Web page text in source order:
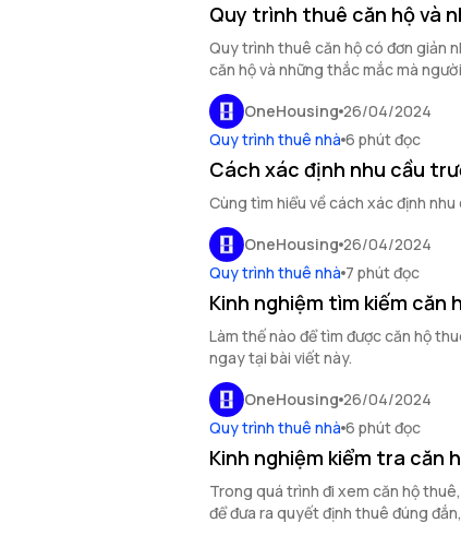
Quy trình thuê căn hộ và
Quy trình thuê căn hộ có đơn giản
căn hộ và những thắc mắc mà
OneHousing 26/04/2024
Quy trình thuê nhà 6 phút đọc
Cách xác định nhu cầu
Cùng tìm hiểu về cách xác định
OneHousing 26/04/2024
Quy trình thuê nhà 7 phút đọc
Kinh nghiệm tìm kiếm căn
Làm thế nào để tìm được căn hộ
ngay tại bài viết này.
OneHousing 26/04/2024
Quy trình thuê nhà 6 phút đọc
Kinh nghiệm kiểm tra căn
Trong quá trình đi xem căn hộ
để đưa ra quyết định thuê đúng